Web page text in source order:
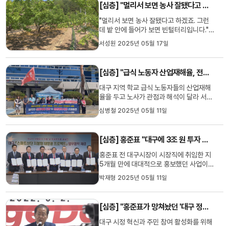
2025년 1학기 등록을 했고 정원을 확정해
발표했습니다. 문제는 등록은 ...
[심층] "멀리서 보면 농사 잘됐다고 하겠죠. 근데 들어가 보면 빈털터리입니다."
"멀리서 보면 농사 잘됐다고 하겠죠. 그런
데 밭 안에 들어가 보면 빈털터리입니다."3
월 말에서 4월 초 사이에 경북 지역의 아침
기온이 갑자기 영하로 떨어진 일이 있었습
니다.과일나무에 꽃이 활짝 피어있던 때라
께 전화를 드렸더니 상황이 좋지 않은 것 같
다는 답이 돌아왔습...
서성원 2025년 05월 17일
[심층] "급식 노동자 산업재해율, 전체 노동자 평균의 4배"···대구시교육청은 "다른 지역보다 낮다"는데?
대구 지역 학교 급식 노동자들의 산업재해
율을 두고 노사가 관점과 해석이 달라 서로
이견을 드러내면서 공방을 이어가고 있습
니다.학교 급식 노동자들의 산업재해율 문
제는 노동자의 건강과 안전, 그리고 학생들
대구문화방송은 노사 갈등의 원인과 해결
을 위한 방법이 무엇인지 ...
심병철 2025년 05월 11일
[심층] 홍준표 "대구에 3조 원 투자 유치했다" 큰소리쳤지만···실제 산단 태양광 계약률, 목표액의 '1.1%'에 불과
홍준표 전 대구시장이 시장직에 취임한 지
5개월 만에 대대적으로 홍보했던 사업이
있습니다.'대구 스마트 산단 태양광 지붕 프
로젝트 사업'인데요, 역대 최대 규모인 3조
원 민간 투자 유치라는 점을 한껏 강조하며
지역 경제 활성화에도 큰 도움이 될 것이라
고 했습니다. 산단 태양광 사업의 현주소를
알아봤습니다. 홍준...
박재형 2025년 05월 11일
[심층] "홍준표가 망쳐놨던 '대구 정책 토론 청구'···주민 참여 원상복구 하라"
대구 시정 혁신과 주민 참여 활성화를 위해